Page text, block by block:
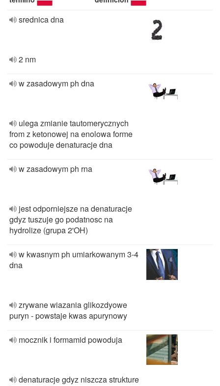
srednica dna
2 nm
w zasadowym ph dna
ulega zmianie tautomerycznych
from z ketonowej na enolowa forme
co powoduje denaturacje dna
w zasadowym ph rna
jest odporniejsze na denaturacje
gdyz tuszuje go podatnosc na
hydrolize (grupa 2'OH)
w kwasnym ph umiarkowanym 3-4
dna
zrywane wiazania glikozdyowe
puryn - powstaje kwas apurynowy
mocznik i formamid powoduja
denaturacje gdyz niszcza strukture